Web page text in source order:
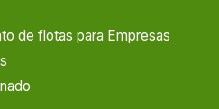
de flotas para Empresas